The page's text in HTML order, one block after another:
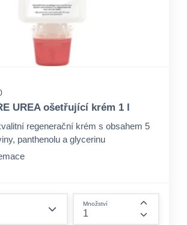
UREA ošetřující krém 1 l
regenerační krém s obsahem 5
panthenolu a glycerinu
Množství